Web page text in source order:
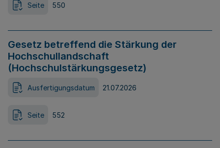
Seite 550
Gesetz betreffend die Stärkung der
Hochschullandschaft
(Hochschulstärkungsgesetz)
Ausfertigungsdatum 21.07.2026
Seite 552